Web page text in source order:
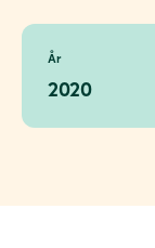
År
2020